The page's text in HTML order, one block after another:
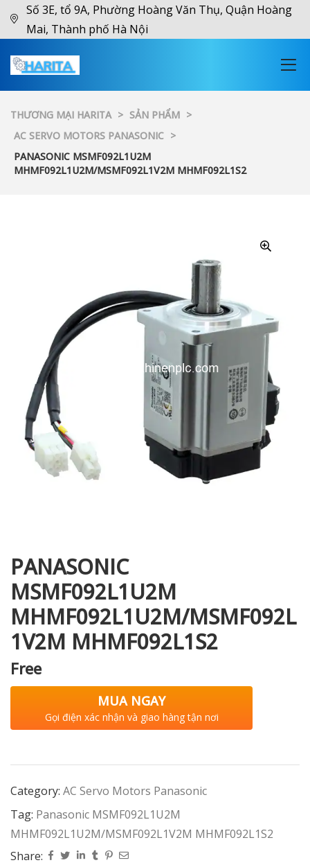
Số 3E, tổ 9A, Phường Hoàng Văn Thụ, Quận Hoàng
Mai, Thành phố Hà Nội
THƯƠNG MẠI HARITA > SẢN PHẨM >
AC SERVO MOTORS PANASONIC >
PANASONIC MSMF092L1U2M
MHMF092L1U2M/MSMF092L1V2M MHMF092L1S2
PANASONIC
MSMF092L1U2M
MHMF092L1U2M/MSMF092L
1V2M MHMF092L1S2
Free
MUA NGAY
Gọi điện xác nhận và giao hàng tận nơi
Category: AC Servo Motors Panasonic
Tag: Panasonic MSMF092L1U2M
MHMF092L1U2M/MSMF092L1V2M MHMF092L1S2
Share: